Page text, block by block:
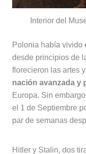
Interior del
Polonia había vivido
desde principios de
florecieron las artes
nación avanzada y
Europa. Sin
el 1 de Septiembre
par de semanas
Hitler y Stalin, dos